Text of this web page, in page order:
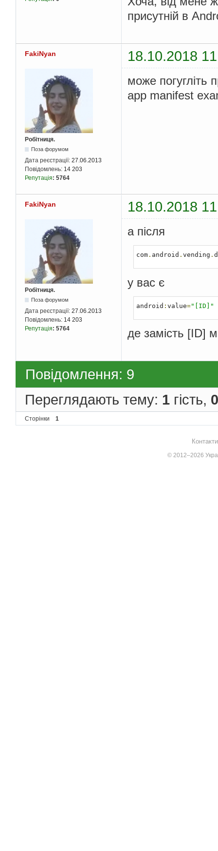
присутній в
FakiNyan 18.10.2018
Робітниця.
Поза форумом
Дата реєстрації: 27.06.2013
Повідомлень: 14 203
Репутація: 5764
може погугліть
app manifest
FakiNyan 18.10.2018
Робітниця.
Поза форумом
Дата реєстрації: 27.06.2013
Повідомлень: 14 203
Репутація: 5764
а після
com. android . vending .
у вас є
android : value="[ID]"
де замість [ID]
Повідомлення: 9
Переглядають тему: 1 гість, 0
Сторінки 1
© 2012–2026